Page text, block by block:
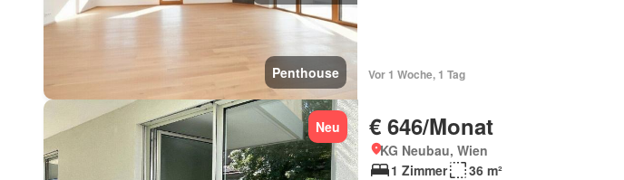
Penthouse Vor 1 Woche, 1 Tag
Neu € 646/Monat
KG Neubau, Wien
1 Zimmer
36 m²